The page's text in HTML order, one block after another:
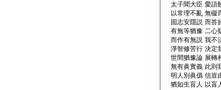
太子聞大臣 愛語
以常理不亂 無礙
固志安隱説 而答
有無等猶豫 二心
而作有無説 我不
淨智修苦行 決定
世間猶豫論 展轉
無有眞實義 此則
明人別眞僞 信豈
猶如生盲人 以盲